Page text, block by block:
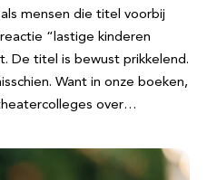
mensen die titel voorbij
“lastige kinderen
De titel is bewust prikkelend.
Want in onze boeken,
over…